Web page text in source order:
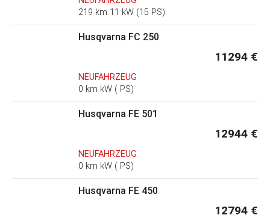
219 km 11 kW (15 PS)
Husqvarna FC 250
11294 €
NEUFAHRZEUG
0 km kW ( PS)
Husqvarna FE 501
12944 €
NEUFAHRZEUG
0 km kW ( PS)
Husqvarna FE 450
12794 €